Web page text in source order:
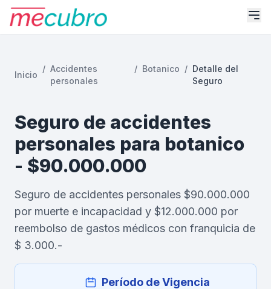
Inicio
/ Accidentes
personales
/ Botanico / Detalle del
Seguro
Seguro de accidentes
personales para botanico
- $90.000.000
Seguro de accidentes personales $90.000.000
por muerte e incapacidad y $12.000.000 por
reembolso de gastos médicos con franquicia de
$ 3.000.-
Período de Vigencia